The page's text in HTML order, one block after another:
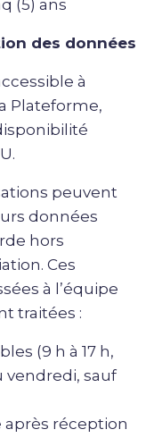
(5) ans
des données
à
Plateforme,
peuvent
données
hors
Ces
à l’équipe
traitées :
(9 h à 17 h,
vendredi, sauf
après réception